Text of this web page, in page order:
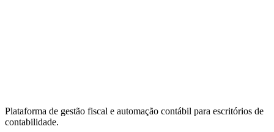
Plataforma de gestão fiscal e automação contábil para escritórios de
contabilidade.